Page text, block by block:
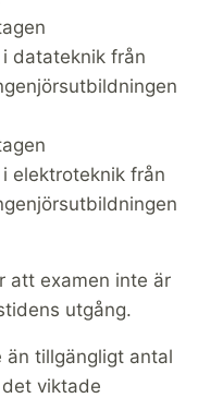
datateknik från
elektroteknik från
att examen inte är
utgång.
tillgängligt antal
viktade